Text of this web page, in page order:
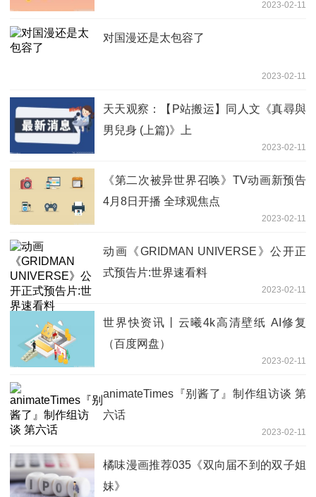
2023-02-11
对国漫还是太包容了
2023-02-11
天天观察：【P站搬运】同人文《真尋與
男兒身 (上篇)》上
2023-02-11
《第二次被异世界召唤》TV动画新预告
4月8日开播 全球观焦点
2023-02-11
动画《GRIDMAN UNIVERSE》公开正
式预告片:世界速看料
2023-02-11
世界快资讯丨云曦4k高清壁纸 AI修复
（百度网盘）
2023-02-11
animateTimes『别酱了』制作组访谈 第
六话
2023-02-11
橘味漫画推荐035《双向届不到的双子姐
妹》